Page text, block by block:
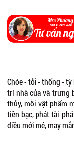
Chóe - tỏi - thống -
trí nhà cửa và trưng
thủy, mỗi vật phẩm
tiền bạc, phát tài
điều mới mẻ, may